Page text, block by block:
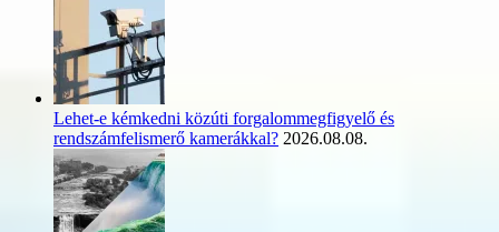
Lehet-e kémkedni közúti forgalommegfigyelő és
rendszámfelismerő kamerákkal? 2026.08.08.